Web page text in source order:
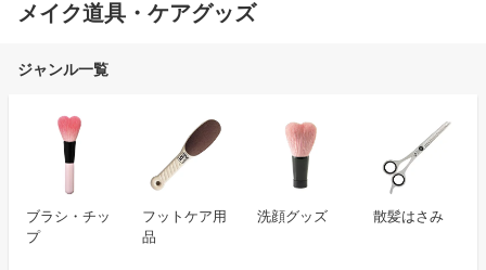
メイク道具・ケアグッズ
ジャンル一覧
ブラシ・チッ
プ
フットケア用
品
洗顔グッズ 散髪はさみ